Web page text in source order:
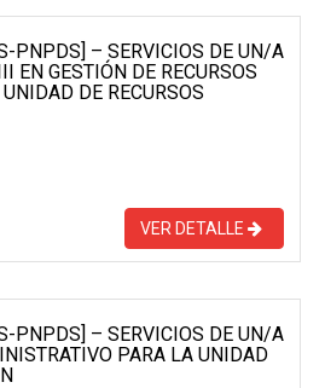
PNPDS] – SERVICIOS DE UN/A
EN GESTIÓN DE RECURSOS
DE RECURSOS
VER DETALLE
PNPDS] – SERVICIOS DE UN/A
PARA LA UNIDAD